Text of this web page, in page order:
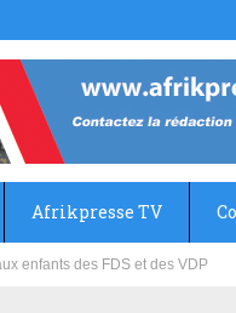
Afrikpresse TV